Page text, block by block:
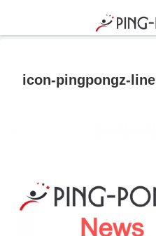
icon-pingpongz-line